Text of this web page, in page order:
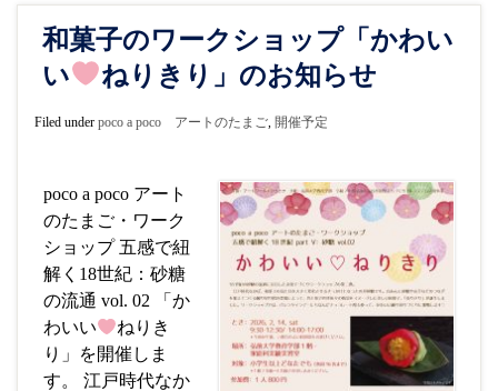
和菓子のワークショップ「かわい
い
ねりきり」のお知らせ
Filed under poco a poco アートのたまご, 開催予定
poco a poco アート
のたまご・ワーク
ショップ 五感で紐
解く18世紀：砂糖
の流通 vol. 02 「か
わいい
ねりき
り」を開催しま
す。 江戸時代なか